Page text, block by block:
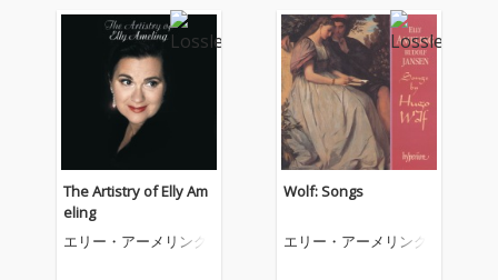
The Artistry of Elly Am
eling
エリー・アーメリング
Wolf: Songs
エリー・アーメリング